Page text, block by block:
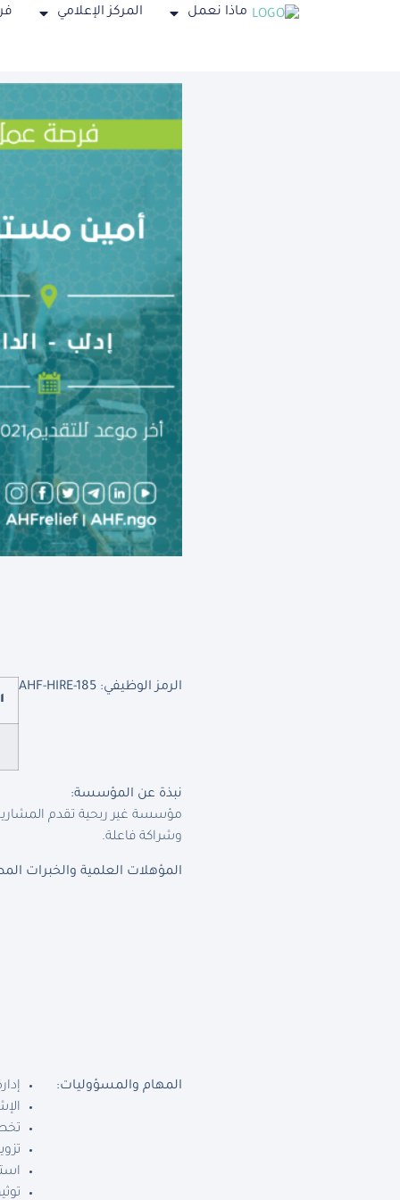
ماذا نعمل المركز الإعلامي
الرمز الوظيفي: AHF-HIRE-185
نبذة عن المؤسسة:
مؤسسة غير ربحية تقدم
وشراكة فاعلة.
المؤهلات العلمية والخبرات
المهام والمسؤوليات: